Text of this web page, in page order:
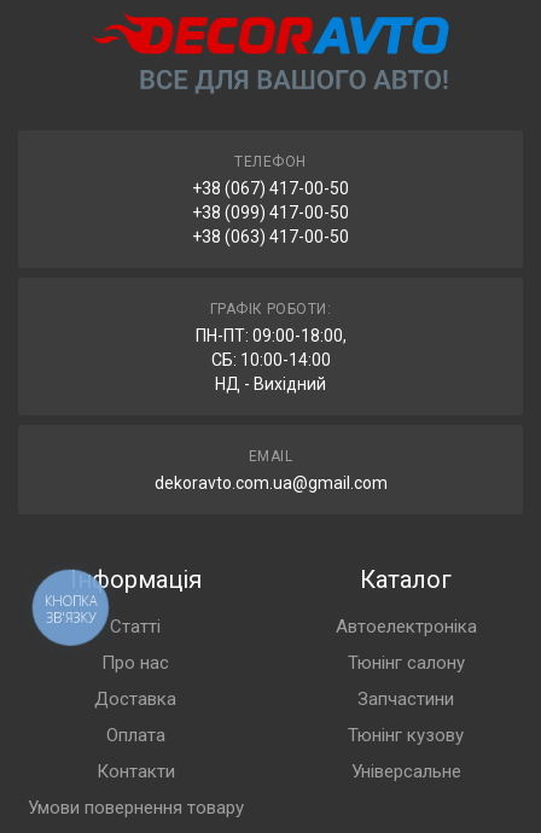
ТЕЛЕФОН
+38 (067) 417-00-50
+38 (099) 417-00-50
+38 (063) 417-00-50
ГРАФІК РОБОТИ:
ПН-ПТ: 09:00-18:00,
СБ: 10:00-14:00
НД - Вихідний
EMAIL
dekoravto.com.ua@gmail.com
Інформація
Статті
Про нас
Доставка
Оплата
Контакти
Умови повернення товару
Каталог
Автоелектроніка
Тюнінг салону
Запчастини
Тюнінг кузову
Універсальне
КНОПКА
ЗВ'ЯЗКУ